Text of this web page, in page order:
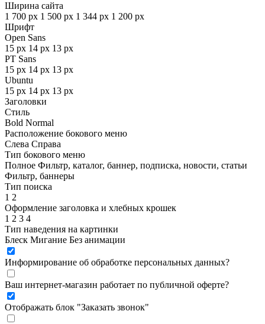
Ширина сайта
1 700 px 1 500 px 1 344 px 1 200 px
Шрифт
Open Sans
15 px 14 px 13 px
PT Sans
15 px 14 px 13 px
Ubuntu
15 px 14 px 13 px
Заголовки
Стиль
Bold Normal
Расположение бокового меню
Слева Справа
Тип бокового меню
Полное Фильтр, каталог, баннер, подписка, новости, статьи
Фильтр, баннеры
Тип поиска
1 2
Оформление заголовка и хлебных крошек
1 2 3 4
Тип наведения на картинки
Блеск Мигание Без анимации
Информирование об обработке персональных данных?
Ваш интернет-магазин работает по публичной оферте?
Отображать блок "Заказать звонок"